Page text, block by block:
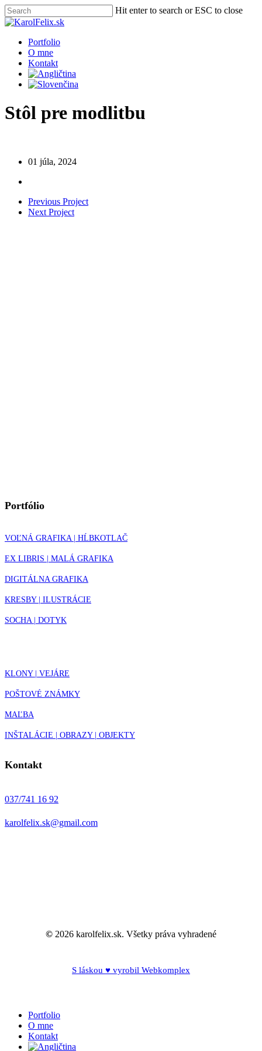
Skip
to
content
Hit enter to search or ESC to close
Close
Menu
Portfolio
O mne
Kontakt
Stôl pre modlitbu
01 júla, 2024
Previous Project
Next Project
Portfólio
VOĽNÁ GRAFIKA | HĹBKOTLAČ
EX LIBRIS | MALÁ GRAFIKA
DIGITÁLNA GRAFIKA
KRESBY | ILUSTRÁCIE
SOCHA | DOTYK
KLONY | VEJÁRE
POŠTOVÉ ZNÁMKY
MAĽBA
INŠTALÁCIE | OBRAZY | OBJEKTY
Kontakt
037/741 16 92
karolfelix.sk@gmail.com
© 2026 karolfelix.sk. Všetky práva vyhradené
S láskou ♥ vyrobil Webkomplex
Close
Menu
Portfolio
O mne
Kontakt